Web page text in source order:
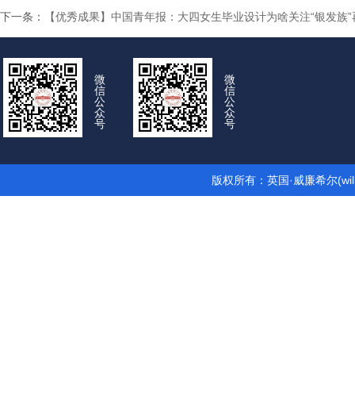
下一条： 【优秀成果】中国青年报：大四女生毕业设计为啥关注“银发族
微
信
公
众
号
微
信
公
众
号
版权所有：英国·威廉希尔